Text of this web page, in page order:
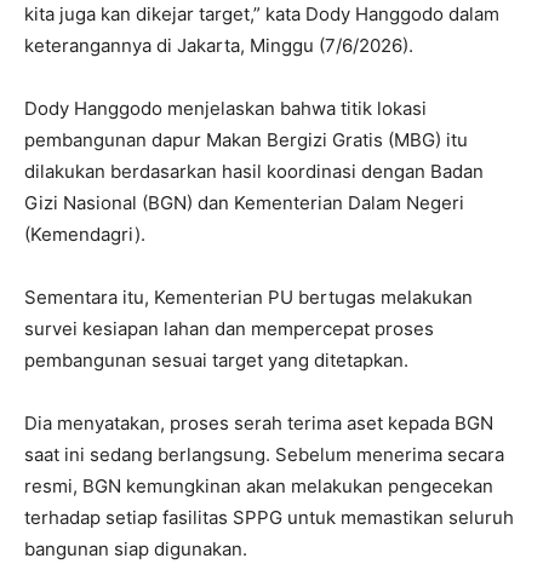
kita juga kan dikejar target,” kata Dody Hanggodo dalam
keterangannya di Jakarta, Minggu (7/6/2026).
Dody Hanggodo menjelaskan bahwa titik lokasi
pembangunan dapur Makan Bergizi Gratis (MBG) itu
dilakukan berdasarkan hasil koordinasi dengan Badan
Gizi Nasional (BGN) dan Kementerian Dalam Negeri
(Kemendagri).
Sementara itu, Kementerian PU bertugas melakukan
survei kesiapan lahan dan mempercepat proses
pembangunan sesuai target yang ditetapkan.
Dia menyatakan, proses serah terima aset kepada BGN
saat ini sedang berlangsung. Sebelum menerima secara
resmi, BGN kemungkinan akan melakukan pengecekan
terhadap setiap fasilitas SPPG untuk memastikan seluruh
bangunan siap digunakan.